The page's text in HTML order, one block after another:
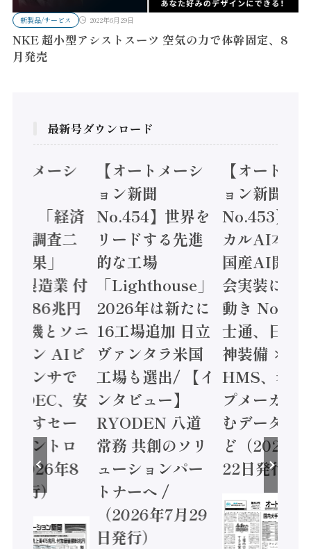
新製品/サービス 2022年6月29日
NKE 超小型アシストスーツ 空気の力で体幹固定、8
月発売
最新号ダウンロード
トメーシ
】「経済
態調査二
結果」
年製造業 付
額86兆円
電機とソニ
コン AIビ
センサで
/ IDEC、安
かすセー
コントロ
2026年8
発行）
【オートメーシ
ョン新聞
No.454】世界を
リードする先進
的な工場
「Lighthouse」
2026年は新たに
16工場追加 日立
ヴァンタラ米国
工場も選出/ 【イ
ンタビュー】
RYODEN 八道
常務 共創のソリ
ューションパー
トナーへ /
（2026年7月29
日発行）
【オートメ
ョン新聞
No.453】フ
カルAI本格
国産AI開発
会実装に活
動き
士通、日立
神装備 ×
HMS、老舗
プメーカー
むデータ活
ど（2026年
22日発行）